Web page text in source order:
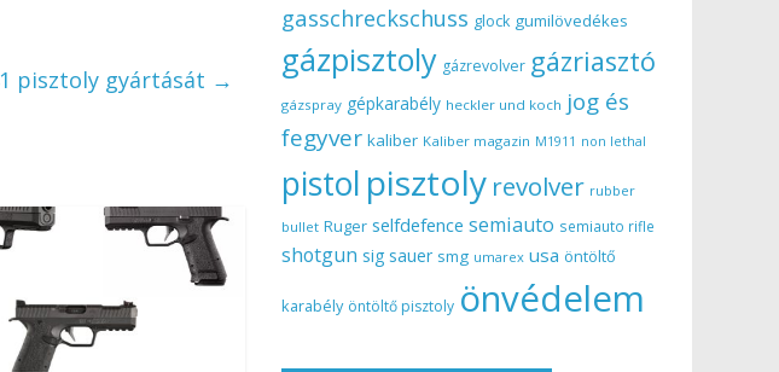
pisztoly gyártását →
gasschreckschuss glock gumilövedékes
gázpisztoly gázrevolver gázriasztó
gázspray gépkarabély heckler und koch jog és
fegyver kaliber Kaliber magazin M1911 non lethal
pistol pisztoly revolver rubber
bullet Ruger selfdefence semiauto semiauto rifle
shotgun sig sauer smg umarex usa öntöltő
karabély öntöltő pisztoly önvédelem